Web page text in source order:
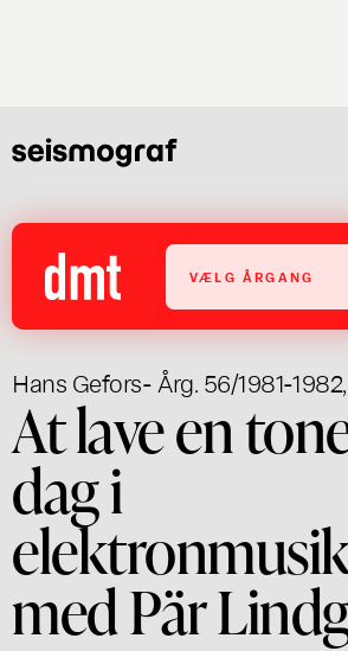
VÆLG ÅRGANG
Hans Gefors- Årg. 56/1981-
At lave en
dag i
med Pär